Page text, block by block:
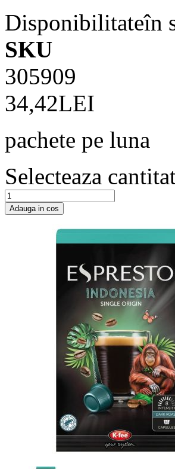
Disponibilitateîn
SKU
305909
34,42LEI
pachete pe luna
Selecteaza
Adauga in cos